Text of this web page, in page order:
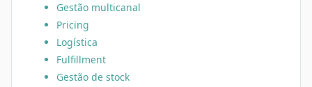
Gestão multicanal
Pricing
Logística
Fulfillment
Gestão de stock